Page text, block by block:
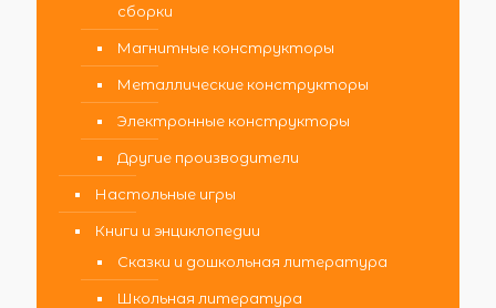
сборки
Магнитные конструкторы
Металлические конструкторы
Электронные конструкторы
Другие производители
Настольные игры
Книги и энциклопедии
Сказки и дошкольная литература
Школьная литература